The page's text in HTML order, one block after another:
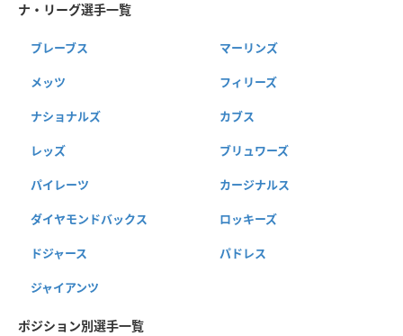
ナ・リーグ選手一覧
ブレーブス マーリンズ
メッツ フィリーズ
ナショナルズ カブス
レッズ ブリュワーズ
パイレーツ カージナルス
ダイヤモンドバックス ロッキーズ
ドジャース パドレス
ジャイアンツ
ポジション別選手一覧